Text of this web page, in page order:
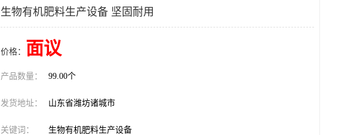
生物有机肥料生产设备 坚固耐用
价格： 面议
产品数量： 99.00个
发货地址： 山东省潍坊诸城市
关键词： 生物有机肥料生产设备